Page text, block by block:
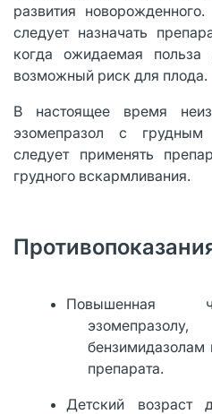
развития
следует назначать
когда ожидаемая
возможный риск для плода.
В настоящее время
эзомепразол с
следует применять
грудного вскармливания.
Повышенная
бензимидазолам
препарата.
Детский возраст